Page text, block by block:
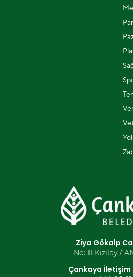
Ziya Gökalp
No: 11 Kızılay /
Çankaya İletişim